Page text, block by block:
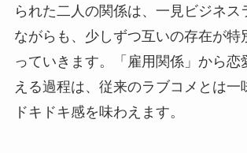
られた二人の関係は、一見ビジネス
ながらも、少しずつ互いの存在が特
っていきます。「雇用関係」から恋
える過程は、従来のラブコメとは一
ドキドキ感を味わえます。